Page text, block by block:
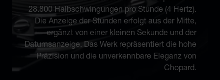
28.800 Halbschwingungen pro Stunde (4 Hertz).
Die Anzeige der Stunden erfolgt aus der Mitte,
ergänzt von einer kleinen Sekunde und der
Datumsanzeige. Das Werk repräsentiert die hohe
Präzision und die unverkennbare Eleganz von
Chopard.